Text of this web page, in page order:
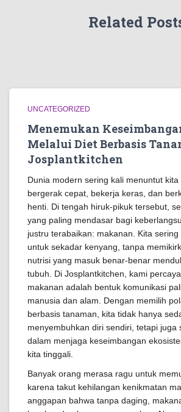
Related
UNCATEGORIZED
Menemukan
Melalui Diet Berbasis
Josplantkitchen
Dunia modern sering kali menuntut kita
bergerak cepat, bekerja keras, dan
henti. Di tengah hiruk-pikuk tersebut,
yang paling mendasar bagi
justru terabaikan: makanan. Kita
untuk sekadar kenyang, tanpa
nutrisi yang masuk benar-benar
tubuh. Di Josplantkitchen, kami
makanan adalah bentuk komunikasi
manusia dan alam. Dengan memilih
berbasis tanaman, kita tidak hanya
menyembuhkan diri sendiri, tetapi juga
dalam menjaga keseimbangan
kita tinggali.
Banyak orang merasa ragu untuk
karena takut kehilangan kenikmatan
anggapan bahwa tanpa daging,